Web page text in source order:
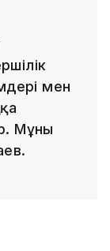
мен
Мұны